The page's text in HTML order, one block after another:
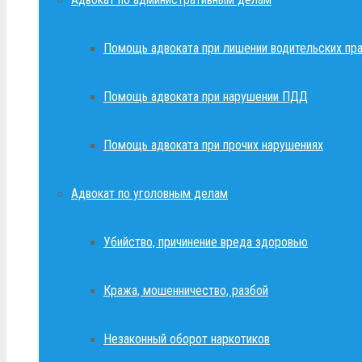
Помощь адвоката при лишении водительских
Помощь адвоката при нарушении ПДД
Помощь адвоката при прочих нарушениях
Адвокат по уголовным делам
Убийство, причинение вреда здоровью
Кража, мошенничество, разбой
Незаконный оборот наркотиков